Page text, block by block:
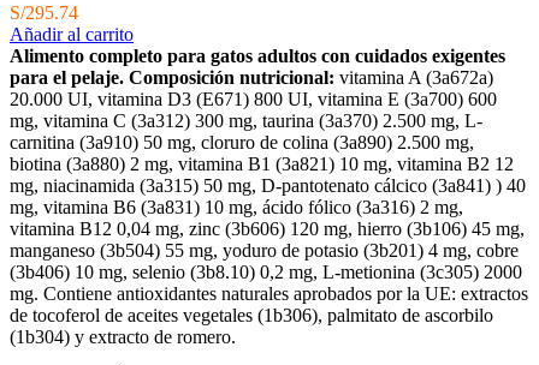
S/295.74
Añadir al carrito
Alimento completo para gatos adultos con cuidados exigentes
para el pelaje. Composición nutricional: vitamina A (3a672a)
20.000 UI, vitamina D3 (E671) 800 UI, vitamina E (3a700) 600
mg, vitamina C (3a312) 300 mg, taurina (3a370) 2.500 mg, L-
carnitina (3a910) 50 mg, cloruro de colina (3a890) 2.500 mg,
biotina (3a880) 2 mg, vitamina B1 (3a821) 10 mg, vitamina B2 12
mg, niacinamida (3a315) 50 mg, D-pantotenato cálcico (3a841) ) 40
mg, vitamina B6 (3a831) 10 mg, ácido fólico (3a316) 2 mg,
vitamina B12 0,04 mg, zinc (3b606) 120 mg, hierro (3b106) 45 mg,
manganeso (3b504) 55 mg, yoduro de potasio (3b201) 4 mg, cobre
(3b406) 10 mg, selenio (3b8.10) 0,2 mg, L-metionina (3c305) 2000
mg. Contiene antioxidantes naturales aprobados por la UE: extractos
de tocoferol de aceites vegetales (1b306), palmitato de ascorbilo
(1b304) y extracto de romero.